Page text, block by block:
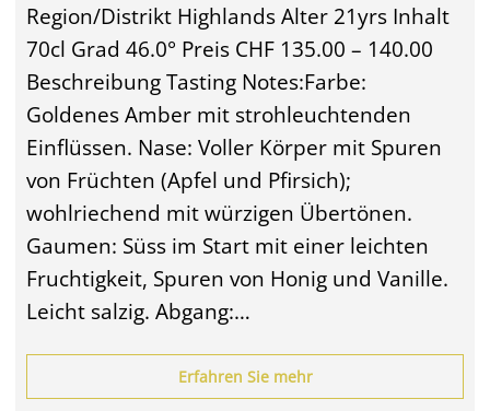
Region/Distrikt Highlands Alter 21yrs Inhalt
70cl Grad 46.0° Preis CHF 135.00 – 140.00
Beschreibung Tasting Notes:Farbe:
Goldenes Amber mit strohleuchtenden
Einflüssen. Nase: Voller Körper mit Spuren
von Früchten (Apfel und Pfirsich);
wohlriechend mit würzigen Übertönen.
Gaumen: Süss im Start mit einer leichten
Fruchtigkeit, Spuren von Honig und Vanille.
Leicht salzig. Abgang:…
Erfahren Sie mehr